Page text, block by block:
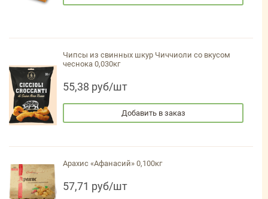
Чипсы из свинных шкур Чиччиоли со вкусом
чеснока 0,030кг
55,38 руб/шт
Добавить в заказ
Арахис «Афанасий» 0,100кг
57,71 руб/шт